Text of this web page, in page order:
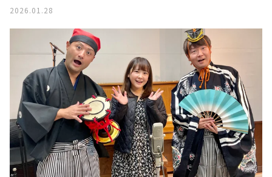
2026.01.28